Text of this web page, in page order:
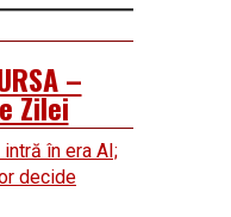
–
Zilei
în era AI;
decide